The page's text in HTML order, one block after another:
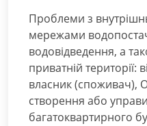
Проблеми з
мережами
водовідведення, а
приватній території:
власник (споживач),
створення або
багатоквартирного